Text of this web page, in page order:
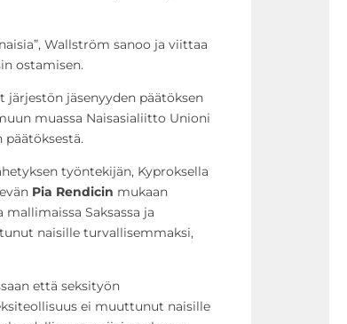
Wallström sanoo ja viittaa
ostamisen.
järjestön jäsenyyden päätöksen
muassa Naisasialiitto Unioni
päätöksestä.
työntekijän, Kyproksella
Pia Rendicin mukaan
Saksassa ja
naisille turvallisemmaksi,
että seksityön
ei muuttunut naisille